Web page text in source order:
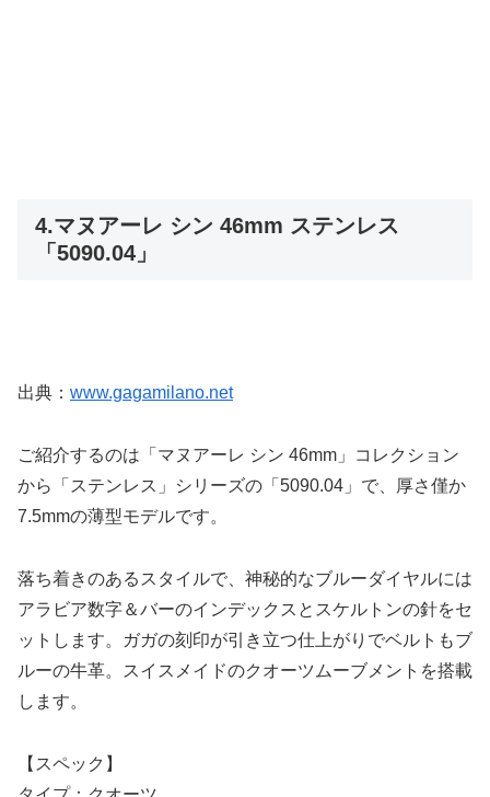
4.マヌアーレ シン 46mm ステンレス
「5090.04」
出典： www.gagamilano.net
ご紹介するのは「マヌアーレ シン 46mm」コレクション
から「ステンレス」シリーズの「5090.04」で、厚さ僅か
7.5mmの薄型モデルです。
落ち着きのあるスタイルで、神秘的なブルーダイヤルには
アラビア数字＆バーのインデックスとスケルトンの針をセ
ットします。ガガの刻印が引き立つ仕上がりでベルトもブ
ルーの牛革。スイスメイドのクオーツムーブメントを搭載
します。
【スペック】